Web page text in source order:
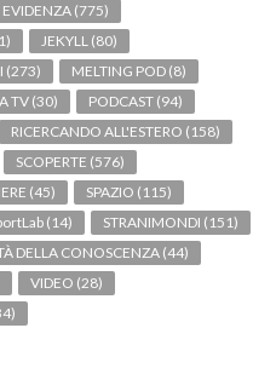
EVIDENZA(775)
JEKYLL (80)
(273) MELTING POD (8)
TV (30) PODCAST (94)
RICERCANDO ALL'ESTERO (158)
SCOPERTE (576)
(45) SPAZIO (115)
(14) STRANIMONDI (151)
DELLA CONOSCENZA (44)
VIDEO (28)